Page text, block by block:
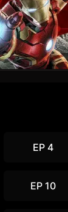
EP 4
EP 10